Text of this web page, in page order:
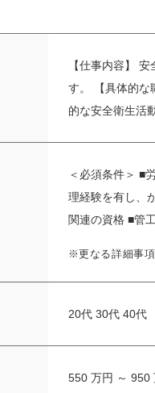
【仕事内容】
す。 【具体的な
的な安全衛生活
＜必須条件＞ ■
理経験を有し、
関連の資格 ■管
※更なる詳細事
20代 30代 40代
550 万円 ～ 950